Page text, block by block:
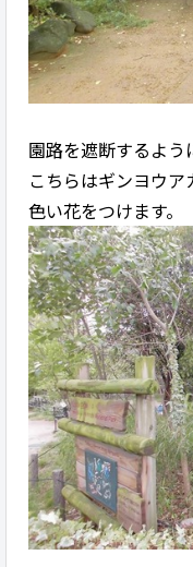
園路を遮断するよう
こちらはギンヨウ
色い花をつけます。